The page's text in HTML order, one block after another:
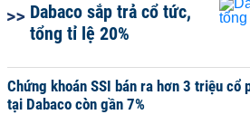
Dabaco sắp trả cổ tức,
tổng tỉ lệ 20%
Chứng khoán SSI bán ra hơn 3 triệu cổ
tại Dabaco còn gần 7%